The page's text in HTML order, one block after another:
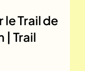
leTrail de
| Trail